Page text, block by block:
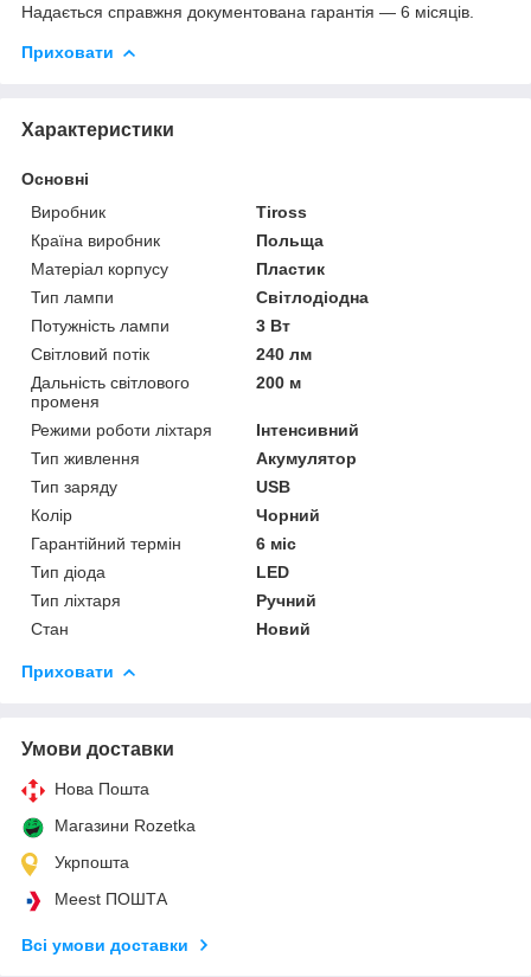
Надається справжня документована гарантія — 6 місяців.
Приховати
Характеристики
Основні
Виробник
Tiross
Країна виробник
Польща
Матеріал корпусу
Пластик
Тип лампи
Світлодіодна
Потужність лампи
3 Вт
Світловий потік
240 лм
Дальність світлового
променя
200 м
Режими роботи ліхтаря
Інтенсивний
Тип живлення
Акумулятор
Тип заряду
USB
Колір
Чорний
Гарантійний термін
6 міс
Тип діода
LED
Тип ліхтаря
Ручний
Стан
Новий
Приховати
Умови доставки
Нова Пошта
Магазини Rozetka
Укрпошта
Meest ПОШТА
Всі умови доставки